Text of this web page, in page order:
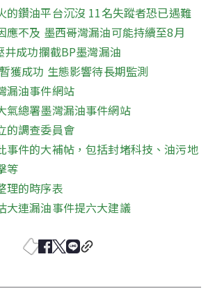
的鑽油平台沉沒 11名失蹤者恐已遇難
應不及 墨西哥灣漏油可能持續至8月
井成功攔截BP墨灣漏油
獲成功 生態影響待長期監測
漏油事件網站
氣總署墨灣漏油事件網站
的調查委員會
事件的大補帖，包括封堵科技、油污地
等
理的時序表
大連漏油事件提六大建議